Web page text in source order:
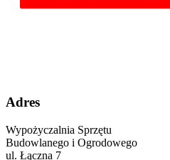
Adres
Wypożyczalnia Sprzętu
Budowlanego i Ogrodowego
ul. Łączna 7